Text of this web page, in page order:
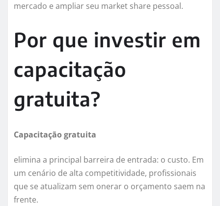
mercado e ampliar seu market share pessoal.
Por que investir em
capacitação
gratuita?
Capacitação gratuita
elimina a principal barreira de entrada: o custo. Em
um cenário de alta competitividade, profissionais
que se atualizam sem onerar o orçamento saem na
frente.